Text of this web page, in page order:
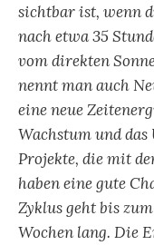
sichtbar ist, wenn
nach etwa 35
vom direkten
nennt man auch
eine neue
Wachstum und das
Projekte, die mit
haben eine gute
Zyklus geht bis
Wochen lang. Die